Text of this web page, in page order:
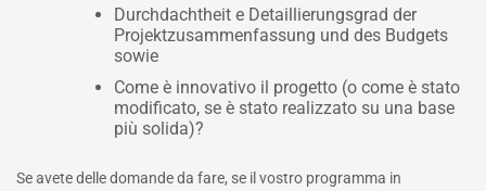
Durchdachtheit e Detaillierungsgrad der
Projektzusammenfassung und des Budgets
sowie
Come è innovativo il progetto (o come è stato
modificato, se è stato realizzato su una base
più solida)?
Se avete delle domande da fare, se il vostro programma in